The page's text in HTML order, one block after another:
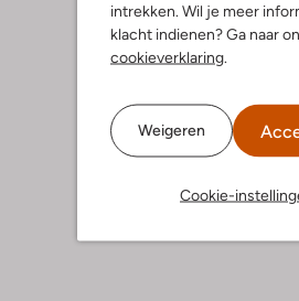
intrekken. Wil je meer
klacht indienen? Ga naar
cookieverklaring
Weigeren
Cookie-